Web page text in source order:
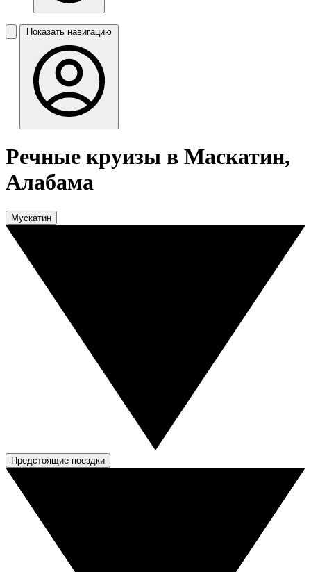
Показать навигацию
Речные круизы в Маскатин,
Алабама
Мускатин
Предстоящие поездки